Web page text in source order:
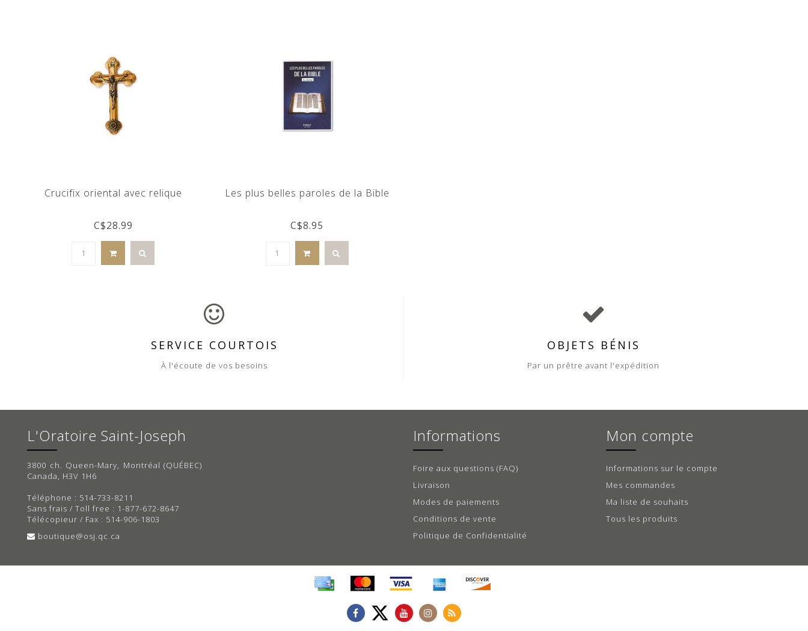
Crucifix oriental avec relique
C$28.99
Les plus belles paroles de la Bible
C$8.95
SERVICE COURTOIS
À l'écoute de vos besoins
OBJETS BÉNIS
Par un prêtre avant l'expédition
L'Oratoire Saint-Joseph
3800 ch. Queen-Mary, Montréal (QUÉBEC)
Canada, H3V 1H6
Téléphone : 514-733-8211
Sans frais / Toll free : 1-877-672-8647
Télécopieur / Fax : 514-906-1803
boutique@osj.qc.ca
Informations
Foire aux questions (FAQ)
Livraison
Modes de paiements
Conditions de vente
Politique de Confidentialité
Mon compte
Informations sur le compte
Mes commandes
Ma liste de souhaits
Tous les produits